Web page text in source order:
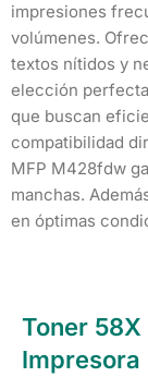
impresiones
volúmenes.
textos nítidos y
elección
que buscan
compatibilidad
MFP M428fdw
manchas.
en óptimas
Toner
Impresora